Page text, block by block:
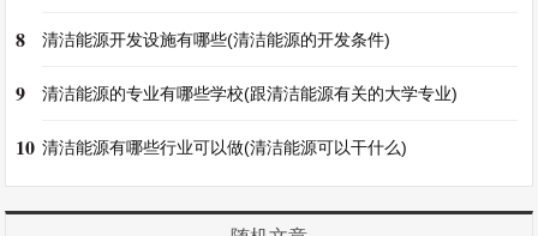
8 清洁能源开发设施有哪些(清洁能源的开发条件)
9 清洁能源的专业有哪些学校(跟清洁能源有关的大学专业)
10 清洁能源有哪些行业可以做(清洁能源可以干什么)